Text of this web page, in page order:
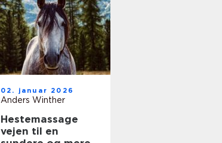
02. januar 2026
Anders Winther
Hestemassage
vejen til en